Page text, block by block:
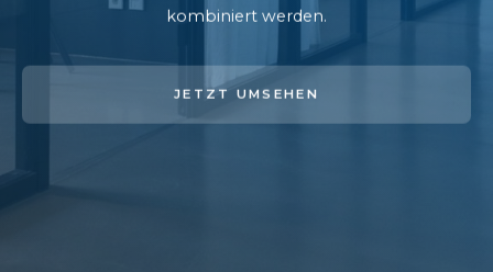
kombiniert werden.
JETZT UMSEHEN